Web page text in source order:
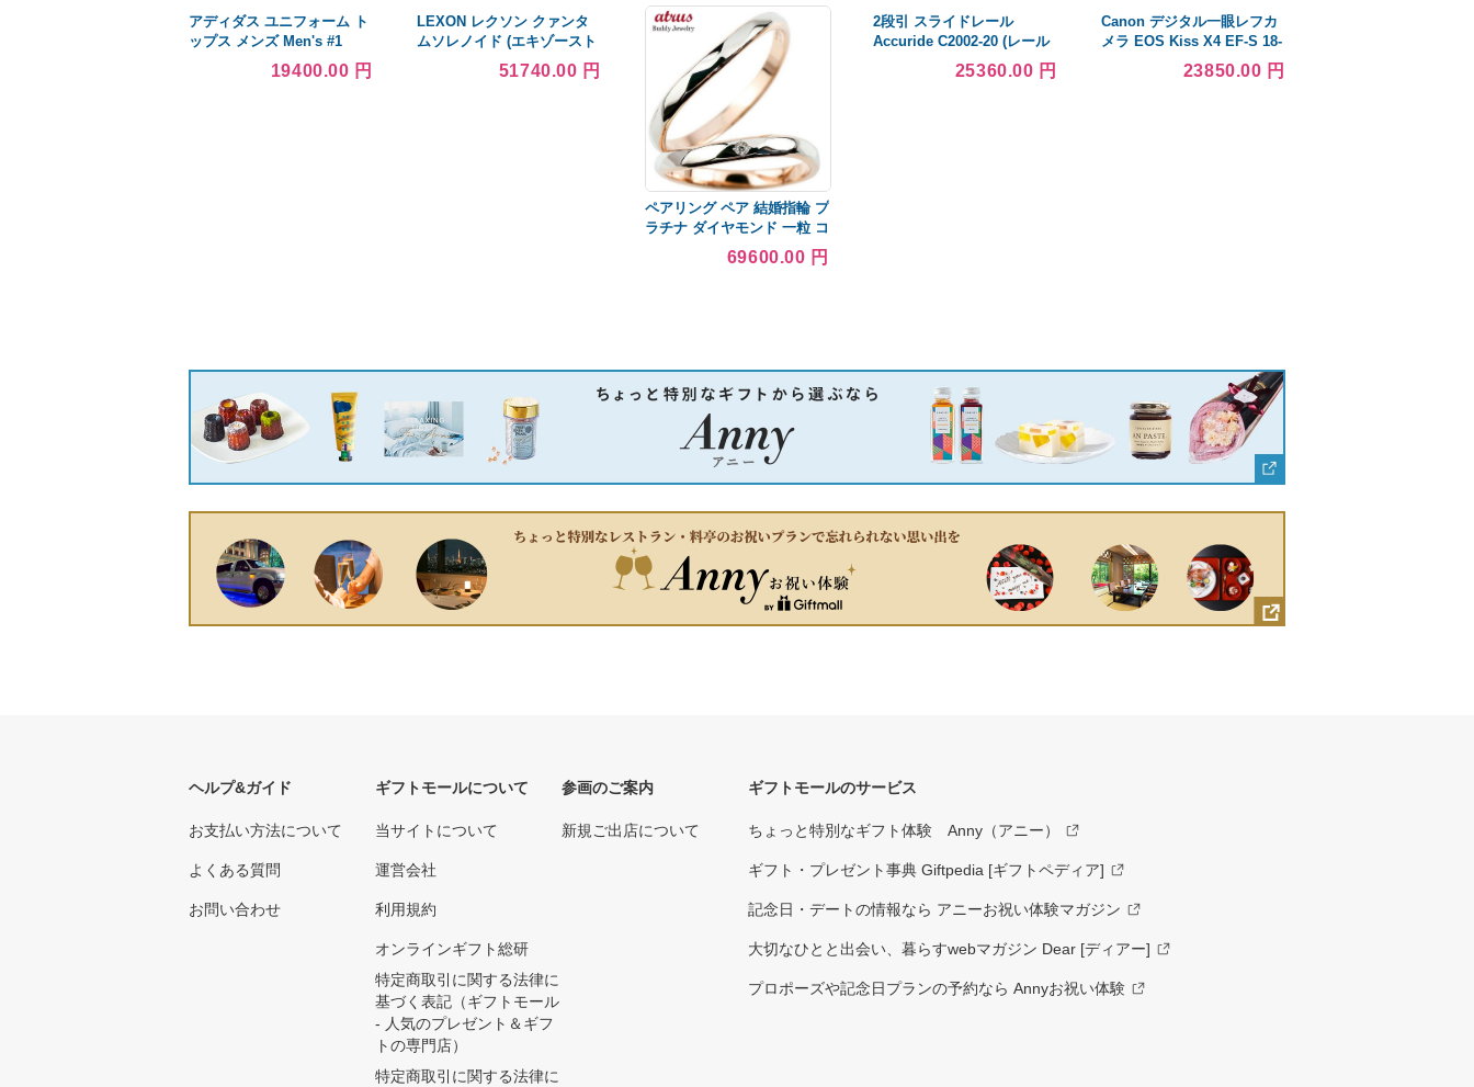
アディダス ユニフォーム ト
ップス メンズ Men's #1
Crimson Indiana Hoosiers
Team Premier Football
19400.00 円
LEXON レクソン クァンタ
ムソレノイド (エキゾースト
側/2個) GS350
GRL10/GRL12/GRL15/GRL
51740.00 円
ペアリング ペア 結婚指輪 プ
ラチナ ダイヤモンド 一粒 コ
ンビリング ピンクゴールド
k18 指輪 pt900 地金 マリッ
69600.00 円
2段引 スライドレール
Accuride C2002-20 (レール
長さ 508mm) (厚み9.5×高さ
35.3mm) 左右組：10セット/
25360.00 円
Canon デジタル一眼レフカ
メラ EOS Kiss X4 EF-S 18-
135 IS レンズキット
KISSX4-18135IS
23850.00 円
ヘルプ&ガイド
お支払い方法について
よくある質問
お問い合わせ
ギフトモールについて
当サイトについて
運営会社
利用規約
オンラインギフト総研
特定商取引に関する法律に
基づく表記（ギフトモール
- 人気のプレゼント＆ギフ
トの専門店）
特定商取引に関する法律に
参画のご案内
新規ご出店について
ギフトモールのサービス
ちょっと特別なギフト体験 Anny（アニー）
ギフト・プレゼント事典 Giftpedia [ギフトペディア]
記念日・デートの情報なら アニーお祝い体験マガジン
大切なひとと出会い、暮らすwebマガジン Dear [ディアー]
プロポーズや記念日プランの予約なら Annyお祝い体験